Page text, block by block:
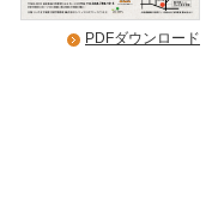
PDFダウンロード